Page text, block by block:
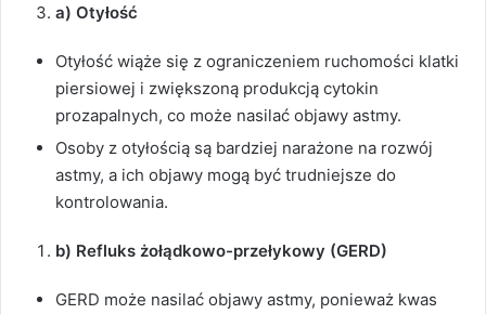
a) Otyłość
Otyłość wiąże się z ograniczeniem ruchomości klatki
piersiowej i zwiększoną produkcją cytokin
prozapalnych, co może nasilać objawy astmy.
Osoby z otyłością są bardziej narażone na rozwój
astmy, a ich objawy mogą być trudniejsze do
kontrolowania.
b) Refluks żołądkowo-przełykowy (GERD)
GERD może nasilać objawy astmy, ponieważ kwas